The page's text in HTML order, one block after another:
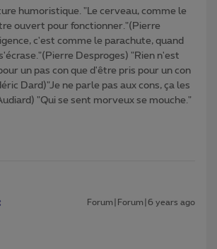
humoristique. "Le cerveau, comme le
ouvert pour fonctionner."(Pierre
c'est comme le parachute, quand
Desproges) "Rien n'est
un pas con que d'être pris pour un con
Dard)"Je ne parle pas aux cons, ça les
"Qui se sent morveux se mouche."
Forum|Forum|6 years ago